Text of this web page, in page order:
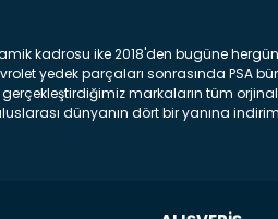
kadrosu ike 2018'den bugüne
yedek parçaları sonrasında PSA
gerçekleştirdiğimiz markaların tüm
dünyanın dört bir yanına
kısmında bulunan plastik darbe
Diski : Aracımızın ön ve arka